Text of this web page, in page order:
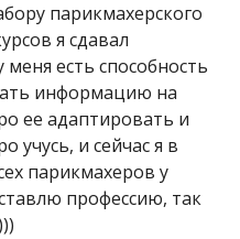
парикмахерского
я сдавал
есть способность
информацию на
ее адаптировать и
учусь, и сейчас я в
парикмахеров у
профессию, так